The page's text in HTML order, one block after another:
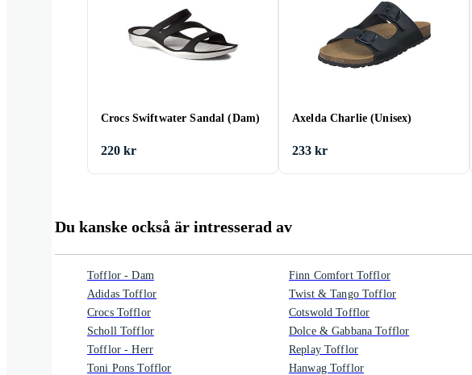
Crocs Swiftwater Sandal (Dam)
220 kr
Axelda Charlie (Unisex)
233 kr
Du kanske också är intresserad av
Tofflor - Dam
Adidas Tofflor
Crocs Tofflor
Scholl Tofflor
Tofflor - Herr
Toni Pons Tofflor
Finn Comfort Tofflor
Twist & Tango Tofflor
Cotswold Tofflor
Dolce & Gabbana Tofflor
Replay Tofflor
Hanwag Tofflor